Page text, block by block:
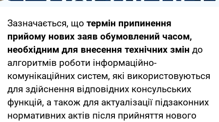
Зазначається, що термін припинення
прийому нових заяв обумовлений часом,
необхідним для внесення технічних змін до
алгоритмів роботи інформаційно-
комунікаційних систем, які використовуються
для здійснення відповідних консульських
функцій, а також для актуалізації підзаконних
нормативних актів після прийняття нового